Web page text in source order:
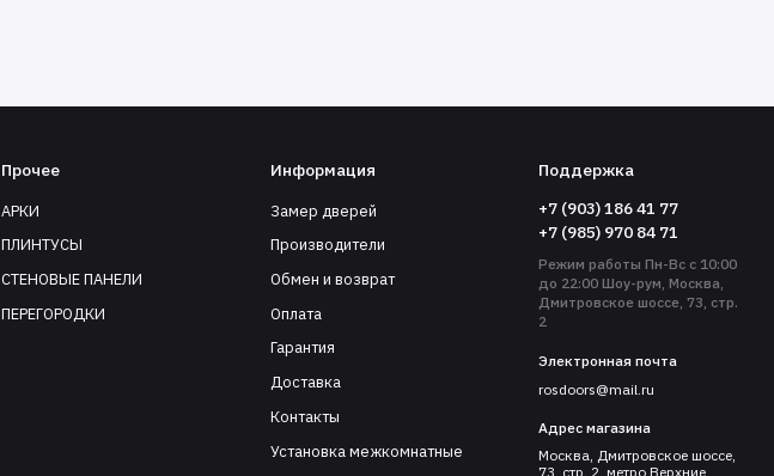
Прочее
АРКИ
ПЛИНТУСЫ
СТЕНОВЫЕ ПАНЕЛИ
ПЕРЕГОРОДКИ
Информация
Замер дверей
Производители
Обмен и возврат
Оплата
Гарантия
Доставка
Контакты
Установка межкомнатные
Поддержка
+7 (903) 186 41 77
+7 (985) 970 84 71
Режим работы Пн-Вс с 10:00
до 22:00 Шоу-рум, Москва,
Дмитровское шоссе, 73, стр.
2
Электронная почта
rosdoors@mail.ru
Адрес магазина
Москва, Дмитровское шоссе,
73, стр. 2, метро Верхние